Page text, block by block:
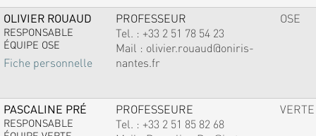
OLIVIER ROUAUD
RESPONSABLE
ÉQUIPE OSE
Fiche personnelle
PROFESSEUR
Tel. : +33 2 51 78 54 23
Mail : olivier.rouaud@oniris-
nantes.fr
OSE
PASCALINE PRÉ
RESPONSABLE
PROFESSEURE
Tel. : +33 2 51 85 82 68
VERTE